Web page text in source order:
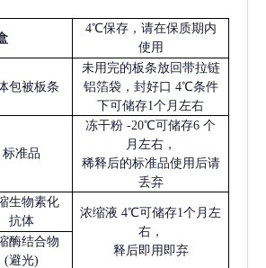
4℃保存，请在保质期内
使用
包被板条
未用完的板条放回带拉链
铝箔袋，封好口 4℃条件
下可储存1个月左右
标准品
冻干粉 -20℃可储存6 个
月左右，
稀释后的标准品使用后请
丢弃
生物素化
抗体
浓缩液 4℃可储存1个月左
右，
释后即用即弃
酶结合物
(避光)